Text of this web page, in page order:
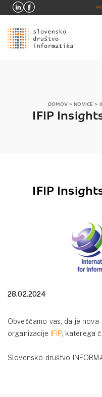
DOMOV> NOVICE >
IFIP
IFIP
28.02.2024
Obveščamo vas, da je
organizacije
IFIP, katerega
Slovensko društvo